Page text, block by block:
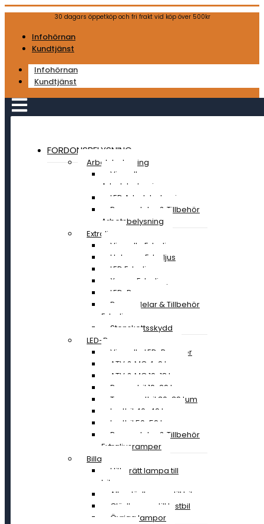
30 dagars öppetköp och fri frakt vid köp över 500kr
Infohörnan
Kundtjänst
Infohörnan
Kundtjänst
FORDONSBELYSNING
Arbetsbelysning
Visa all
Arbetsbelysning
LED Arbetsbelysning
Reservdelar & Tillbehör
Arbetsbelysning
Extraljus
Visa alla Extraljus
Halogen Extraljus
LED Extraljus
Xenon Extraljus
LED-Ramper
Reservdelar & Tillbehör
Extraljus
Stenskottsskydd
LED-Ramper
Visa alla LED-Ramper
ATV & MC 4-9 tum
ATV & MC 10-18 tum
Personbil 19-29 tum
Transportbil 30-39 tum
Lastbil 40-49 tum
Lastbil 50-59 tum
Reservdelar & Tillbehör
Extraljusramper
Billampor
Hitta rätt lampa till
bilen
Alla glödlampor till bil
Glödlampor till lastbil
Övriga lampor